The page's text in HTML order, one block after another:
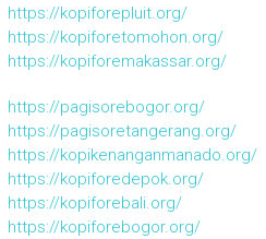
https://kopiforepluit.org/
https://kopiforetomohon.org/
https://kopiforemakassar.org/
https://pagisorebogor.org/
https://pagisoretangerang.org/
https://kopikenanganmanado.org/
https://kopiforedepok.org/
https://kopiforebali.org/
https://kopiforebogor.org/